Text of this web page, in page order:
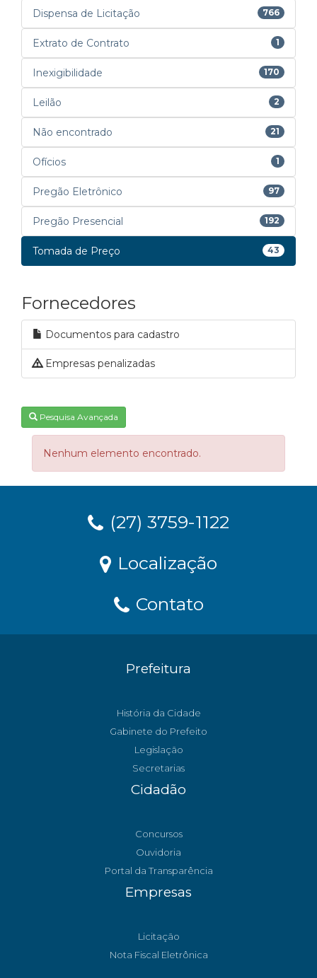
Dispensa de Licitação 766
Extrato de Contrato 1
Inexigibilidade 170
Leilão 2
Não encontrado 21
Ofícios 1
Pregão Eletrônico 97
Pregão Presencial 192
Tomada de Preço 43
Fornecedores
Documentos para cadastro
Empresas penalizadas
Pesquisa Avançada
Nenhum elemento encontrado.
(27) 3759-1122
Localização
Contato
Prefeitura
História da Cidade
Gabinete do Prefeito
Legislação
Secretarias
Cidadão
Concursos
Ouvidoria
Portal da Transparência
Empresas
Licitação
Nota Fiscal Eletrônica